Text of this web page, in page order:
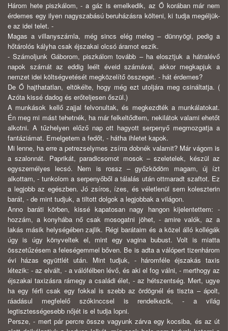
Három hete piszkálom, - a gáz is emelkedik, az Ő korában már nem
érdemes egy ilyen nagyszabású beruházásra költeni, ki tudja megéljük-
e az idei telet. -
Magas a villanyszámla, még sincs elég meleg – dünnyögi, pedig a
hőtárolós kályha csak éjszakai olcsó áramot eszik.
- Számoljunk Gáborom, piszkálom tovább – ha elosztjuk a hátralévő
napok számát az eddig leélt éveid számával, akkor megkapjuk a
nemzet idei költségvetését megközelítő összeget. - hát érdemes?
De Ő hajthatatlan, eltökélte, hogy még ezt utoljára meg csináltatja. (
Azóta kissé dadog és erőteljesen őszül.)
A munkások kellő zajjal felvonultak, és megkezdték a munkálatokat.
Én meg mi mást tehetnék, ha már felkeltődtem, nekilátok valami ehetőt
alkotni. A tűzhelyen előző nap ott hagyott serpenyő megmozgatja a
fantáziámat. Emelgetem a fedőt, - hátha ihletet kapok.
Mi lenne, ha erre a petrezselymes zsírra dobnék valamit? Már vágom is
a szalonnát. Paprikát, paradicsomot mosok – szeletelek, készül az
egyszemélyes lecsó. Nem is rossz – győzködöm magam, új ízt
alkottam, - tunkolom a serpenyőből a tálalás után ottmaradt szaftot. Ez
a legjobb az egészben. Jó zsíros, ízes, és véletlenül sem koleszterin
barát, - de mint tudjuk, a tiltott dolgok a legjobbak a világon.
Anno baráti körben, kissé kapatosan nagy hangon kijelentettem: -
hozzám, a konyhába nő csak mosogatni jöhet, - amire valók, az a
lakás másik helységében zajlik. Régi barátaim és a közel álló kollégák
úgy is úgy könyveltek el, mint egy vagina bubust. Volt is miatta
összetűzésem a feleségemmel bőven. Be is adta a válópert tizenhárom
évi házas együttlét után. Mint tudjuk, - háromféle éjszakás taxis
létezik: - az elvált, - a válófélben lévő, és aki el fog válni, - merthogy az
éjszakai taxizásra rámegy a családi élet, - az hétszentség. Mert, ugye
ha egy férfi csak egy fokkal is szebb az ördögnél és tiszta – ápolt,
ráadásul megfelelő szókinccsel is rendelkezik, - a világ
legtisztességesebb nőjét is el tudja lopni.
Persze, - mert pár percre össze vagyunk zárva egy kocsiba, és az út